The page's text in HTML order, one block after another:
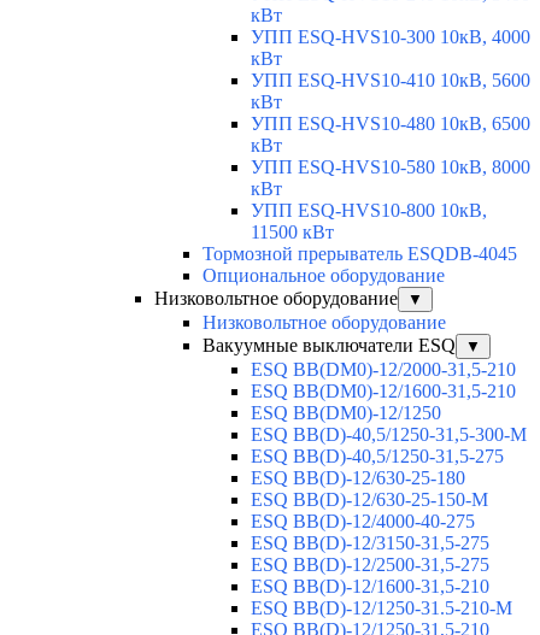
кВт
УПП ESQ-HVS10-300 10кВ, 4000
кВт
УПП ESQ-HVS10-410 10кВ, 5600
кВт
УПП ESQ-HVS10-480 10кВ, 6500
кВт
УПП ESQ-HVS10-580 10кВ, 8000
кВт
УПП ESQ-HVS10-800 10кВ,
11500 кВт
Тормозной прерыватель ESQDB-4045
Опциональное оборудование
Низковольтное оборудование
▼
Низковольтное оборудование
Вакуумные выключатели ESQ
▼
ESQ ВВ(DM0)-12/2000-31,5-210
ESQ ВВ(DM0)-12/1600-31,5-210
ESQ ВВ(DM0)-12/1250
ESQ ВВ(D)-40,5/1250-31,5-300-М
ESQ ВВ(D)-40,5/1250-31,5-275
ESQ ВВ(D)-12/630-25-180
ESQ ВВ(D)-12/630-25-150-М
ESQ ВВ(D)-12/4000-40-275
ESQ ВВ(D)-12/3150-31,5-275
ESQ ВВ(D)-12/2500-31,5-275
ESQ ВВ(D)-12/1600-31,5-210
ESQ ВВ(D)-12/1250-31.5-210-М
ESQ ВВ(D)-12/1250-31,5-210